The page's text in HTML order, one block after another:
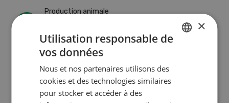
Production animale
L’aide du vétérinaire: «Que
faire en cas de diarrhée
chez les chèvres ? »
Production animale
×
Utilisation responsable de
vos données
Nous et nos partenaires utilisons des
cookies et des technologies similaires
pour stocker et accéder à des